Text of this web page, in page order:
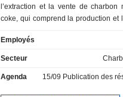
l’extraction et la vente de charbon
coke, qui comprend la production et
société exerce des activités
naturel ainsi que de production, de
société sont vendus sur le marché
Employés
Secteur
Agenda 15/09 Publication des résultats